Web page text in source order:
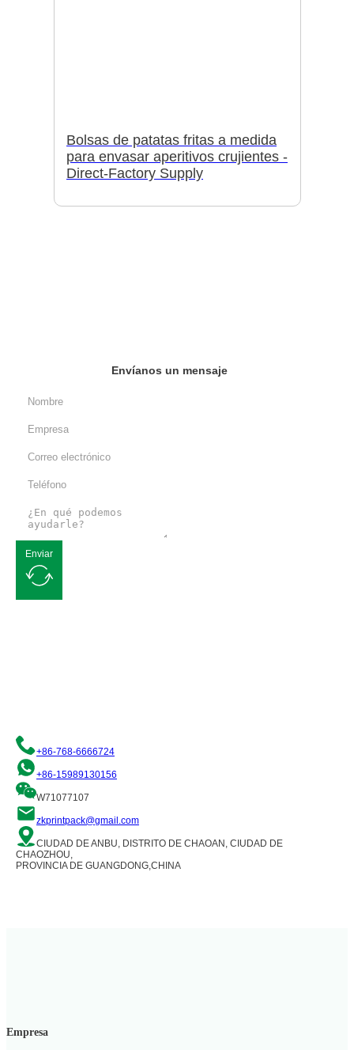
Bolsas de patatas fritas a medida
para envasar aperitivos crujientes -
Direct-Factory Supply
Envíanos un mensaje
Enviar
+86-768-6666724
+86-15989130156
W71077107
zkprintpack@gmail.com
CIUDAD DE ANBU, DISTRITO DE CHAOAN, CIUDAD DE
CHAOZHOU,
PROVINCIA DE GUANGDONG,CHINA
Empresa